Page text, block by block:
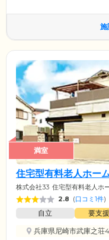
施
満室
住宅型有料老人ホー
株式会社33 住宅型有料老人ホ
2.8 (口コミ1件)
自立 要支
兵庫県尼崎市武庫之荘